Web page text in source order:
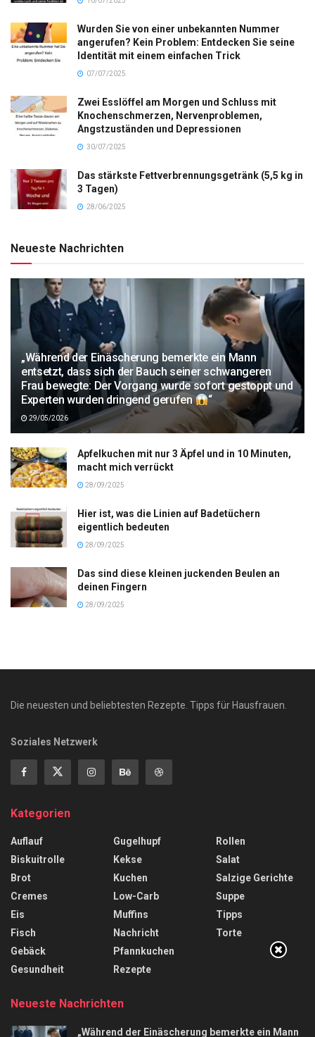
Wurden Sie von einer unbekannten Nummer
angerufen? Kein Problem: Entdecken Sie seine
Identität mit einem einfachen Trick
07/07/2025
Zwei Esslöffel am Morgen und Schluss mit
Knochenschmerzen, Nervenproblemen,
Angstzuständen und Depressionen
30/07/2025
Das stärkste Fettverbrennungsgetränk (5,5 kg in
3 Tagen)
28/06/2025
Neueste Nachrichten
„Während der Einäscherung bemerkte ein Mann
entsetzt, dass sich der Bauch seiner schwangeren
Frau bewegte: Der Vorgang wurde sofort gestoppt und
Experten wurden dringend gerufen
“
29/05/2026
Apfelkuchen mit nur 3 Äpfel und in 10 Minuten,
macht mich verrückt
28/09/2025
Hier ist, was die Linien auf Badetüchern
eigentlich bedeuten
28/09/2025
Das sind diese kleinen juckenden Beulen an
deinen Fingern
28/09/2025
Die neuesten und beliebtesten Rezepte. Tipps für Hausfrauen.
Soziales Netzwerk
Kategorien
Auflauf
Biskuitrolle
Brot
Cremes
Eis
Fisch
Gebäck
Gesundheit
Gugelhupf
Kekse
Kuchen
Low-Carb
Muffins
Nachricht
Pfannkuchen
Rezepte
Rollen
Salat
Salzige Gerichte
Suppe
Tipps
Torte
Neueste Nachrichten
„Während der Einäscherung bemerkte ein Mann